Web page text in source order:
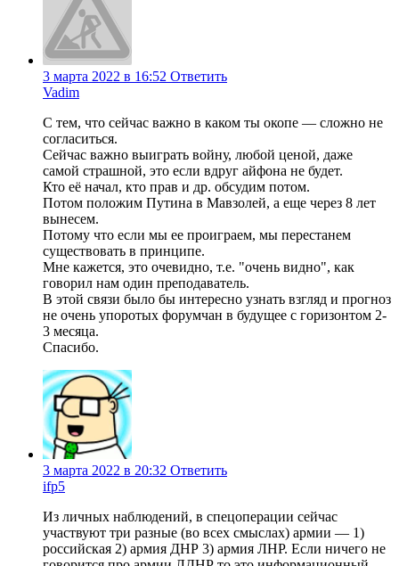
3 марта 2022 в 16:52 Ответить
Vadim
С тем, что сейчас важно в каком ты окопе — сложно не
согласиться.
Сейчас важно выиграть войну, любой ценой, даже
самой страшной, это если вдруг айфона не будет.
Кто её начал, кто прав и др. обсудим потом.
Потом положим Путина в Мавзолей, а еще через 8 лет
вынесем.
Потому что если мы ее проиграем, мы перестанем
существовать в принципе.
Мне кажется, это очевидно, т.е. "очень видно", как
говорил нам один преподаватель.
В этой связи было бы интересно узнать взгляд и прогноз
не очень упоротых форумчан в будущее с горизонтом 2-
3 месяца.
Спасибо.
3 марта 2022 в 20:32 Ответить
ifp5
Из личных наблюдений, в спецоперации сейчас
участвуют три разные (во всех смыслах) армии — 1)
российская 2) армия ДНР 3) армия ЛНР. Если ничего не